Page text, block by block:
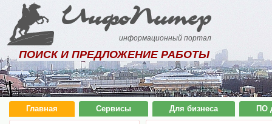
ИнфоПитер
информационный портал
ПОИСК И ПРЕДЛОЖЕНИЕ РАБОТЫ
Главная Сервисы Для бизнеса ПО